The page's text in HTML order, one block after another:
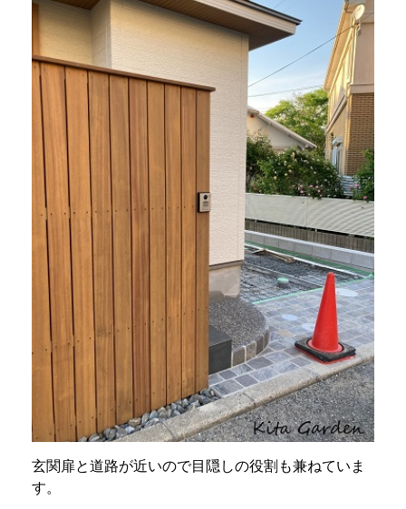
玄関扉と道路が近いので目隠しの役割も兼ねていま
す。